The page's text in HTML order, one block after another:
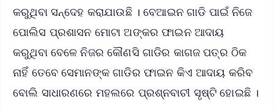
କରୁଥିବା ସନ୍ଦେହ କରାଯାଉଛି । ବେଆଇନ ଗାଡି ପାଇଁ ନିଜେ
ପୋଲିସ ପ୍ରଶାସନ ମୋଟା ଅଙ୍କର ଫାଇନ ଆଦାୟ
କରୁଥିବା ବେଳେ ନିଜର କୌଣସି ଗାଡିର କାଗଜ ପତ୍ର ଠିକ
ନାହିଁ ତେବେ ସେମାନଙ୍କ ଗାଡିର ଫାଇନ କିଏ ଆଦାୟ କରିବ
ବୋଲି ସାଧାରଣରେ ମହଲରେ ପ୍ରଶ୍ନବାଚୀ ସୃଷ୍ଟି ହୋଇଛି ।